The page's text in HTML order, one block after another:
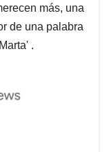
más, una
de una palabra
.